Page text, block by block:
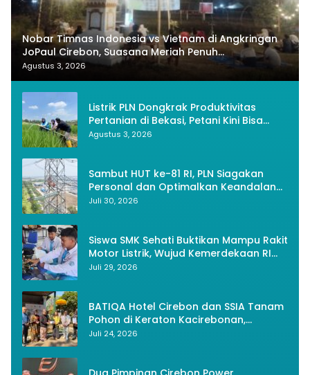
Nobar Timnas Indonesia vs Vietnam di Angkringan
JoPaul Cirebon, Suasana Meriah Penuh
Nasionalisme
Agustus 3, 2026
Listrik PLN Dongkrak Produktivitas
Pertanian di Bekasi, Petani Kini Bisa
Panen Tiga Kali Setahun
Agustus 3, 2026
Sambut HUT ke-81 RI, PLN Siagakan
Personal dan Optimalkan Keandalan
Instalasi Transmisi
Juli 30, 2026
Siswa SMK Sehati Buktikan Mampu Rakit
Motor Listrik, Wujud Kemerdekaan RI
Melalui Inovasi dan Kemandirian
Juli 29, 2026
BATIQA Hotel Cirebon dan SSIA Tanam
Pohon di Keraton Kacirebonan,
Lestarikan Budaya dan Lingkungan
Juli 24, 2026